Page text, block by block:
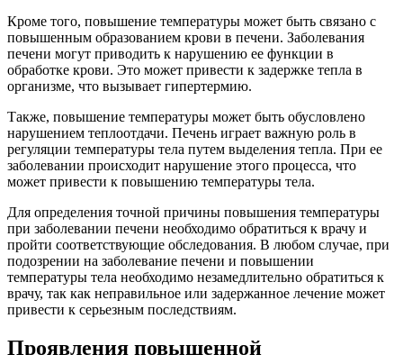
Кроме того, повышение температуры может быть связано с
повышенным образованием крови в печени. Заболевания
печени могут приводить к нарушению ее функции в
обработке крови. Это может привести к задержке тепла в
организме, что вызывает гипертермию.
Также, повышение температуры может быть обусловлено
нарушением теплоотдачи. Печень играет важную роль в
регуляции температуры тела путем выделения тепла. При ее
заболевании происходит нарушение этого процесса, что
может привести к повышению температуры тела.
Для определения точной причины повышения температуры
при заболевании печени необходимо обратиться к врачу и
пройти соответствующие обследования. В любом случае, при
подозрении на заболевание печени и повышении
температуры тела необходимо незамедлительно обратиться к
врачу, так как неправильное или задержанное лечение может
привести к серьезным последствиям.
Проявления повышенной